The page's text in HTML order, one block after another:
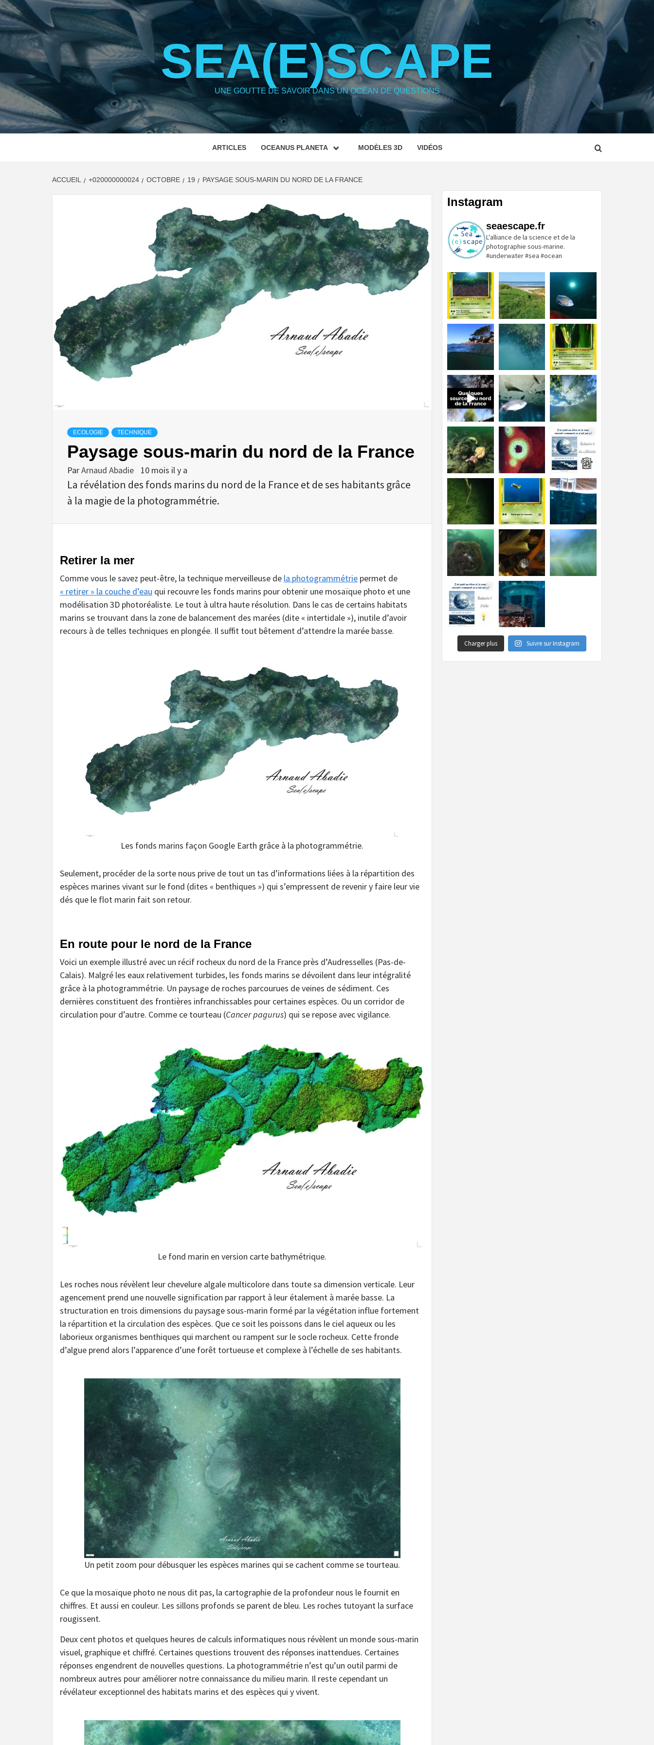
Aller
au
contenu
SEA(E)SCAPE
UNE GOUTTE DE SAVOIR DANS UN OCÉAN DE QUESTIONS
ARTICLES OCEANUS PLANETA MODÈLES 3D VIDÉOS
ACCUEIL +020000000024 OCTOBRE 19 PAYSAGE SOUS-MARIN DU NORD DE LA FRANCE
ECOLOGIE TECHNIQUE
Paysage sous-marin du nord de la France
ParArnaud Abadie 10 mois il y a
La révélation des fonds marins du nord de la France et de ses habitants grâce
à la magie de la photogrammétrie.
Retirer la mer
Comme vous le savez peut-être, la technique merveilleuse de la photogrammétrie permet de
« retirer » la couche d’eau qui recouvre les fonds marins pour obtenir une mosaïque photo et une
modélisation 3D photoréaliste. Le tout à ultra haute résolution. Dans le cas de certains habitats
marins se trouvant dans la zone de balancement des marées (dite « intertidale »), inutile d’avoir
recours à de telles techniques en plongée. Il suffit tout bêtement d’attendre la marée basse.
Les fonds marins façon Google Earth grâce à la photogrammétrie.
Seulement, procéder de la sorte nous prive de tout un tas d’informations liées à la répartition des
espèces marines vivant sur le fond (dites « benthiques ») qui s’empressent de revenir y faire leur vie
dés que le flot marin fait son retour.
En route pour le nord de la France
Voici un exemple illustré avec un récif rocheux du nord de la France près d’Audresselles (Pas-de-
Calais). Malgré les eaux relativement turbides, les fonds marins se dévoilent dans leur intégralité
grâce à la photogrammétrie. Un paysage de roches parcourues de veines de sédiment. Ces
dernières constituent des frontières infranchissables pour certaines espèces. Ou un corridor de
circulation pour d’autre. Comme ce tourteau (Cancer pagurus) qui se repose avec vigilance.
Le fond marin en version carte bathymétrique.
Les roches nous révèlent leur chevelure algale multicolore dans toute sa dimension verticale. Leur
agencement prend une nouvelle signification par rapport à leur étalement à marée basse. La
structuration en trois dimensions du paysage sous-marin formé par la végétation influe fortement
la répartition et la circulation des espèces. Que ce soit les poissons dans le ciel aqueux ou les
laborieux organismes benthiques qui marchent ou rampent sur le socle rocheux. Cette fronde
d’algue prend alors l’apparence d’une forêt tortueuse et complexe à l’échelle de ses habitants.
Un petit zoom pour débusquer les espèces marines qui se cachent comme se tourteau.
Ce que la mosaïque photo ne nous dit pas, la cartographie de la profondeur nous le fournit en
chiffres. Et aussi en couleur. Les sillons profonds se parent de bleu. Les roches tutoyant la surface
rougissent.
Deux cent photos et quelques heures de calculs informatiques nous révèlent un monde sous-marin
visuel, graphique et chiffré. Certaines questions trouvent des réponses inattendues. Certaines
réponses engendrent de nouvelles questions. La photogrammétrie n’est qu’un outil parmi de
nombreux autres pour améliorer notre connaissance du milieu marin. Il reste cependant un
révélateur exceptionnel des habitats marins et des espèces qui y vivent.
Instagram
seaescape.fr
L'alliance de la science et de la
photographie sous-marine.
#underwater #sea #ocean
Charger plus Suivre sur Instagram